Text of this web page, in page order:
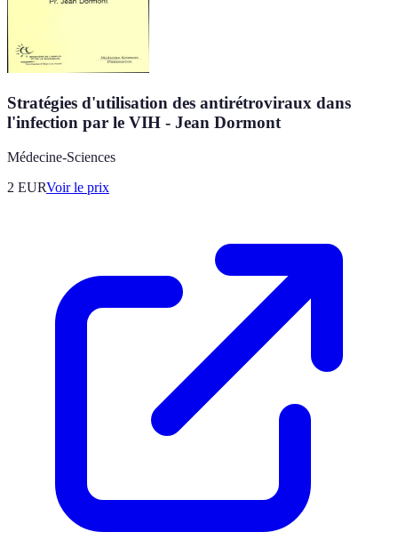
Stratégies d'utilisation des antirétroviraux dans
l'infection par le VIH - Jean Dormont
Médecine-Sciences
2 EURVoir le prix